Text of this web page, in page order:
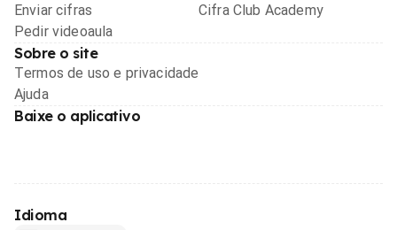
Enviar cifras
Pedir videoaula
Cifra Club Academy
Sobre o site
Termos de uso e privacidade
Ajuda
Baixe o aplicativo
Idioma